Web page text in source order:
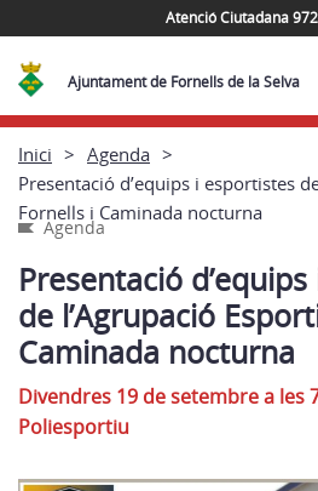
Atenció Ciutadana
Ajuntament de Fornells de la Selva
Inici
Agenda
Presentació d’equips i esportistes
Fornells i Caminada nocturna
Agenda
Presentació
de l’Agrupació
Caminada nocturna
Divendres 19 de setembre a les
Poliesportiu